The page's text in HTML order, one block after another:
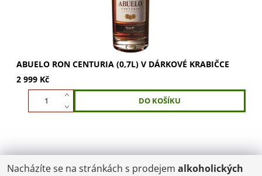
ABUELO RON CENTURIA (0,7L) V DÁRKOVÉ KRABIČCE
2 999 Kč
POŠTOVNÉ
Nacházíte se na stránkách s prodejem alkoholických